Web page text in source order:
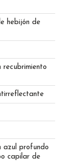
hebijón de
azul profundo
capilar de